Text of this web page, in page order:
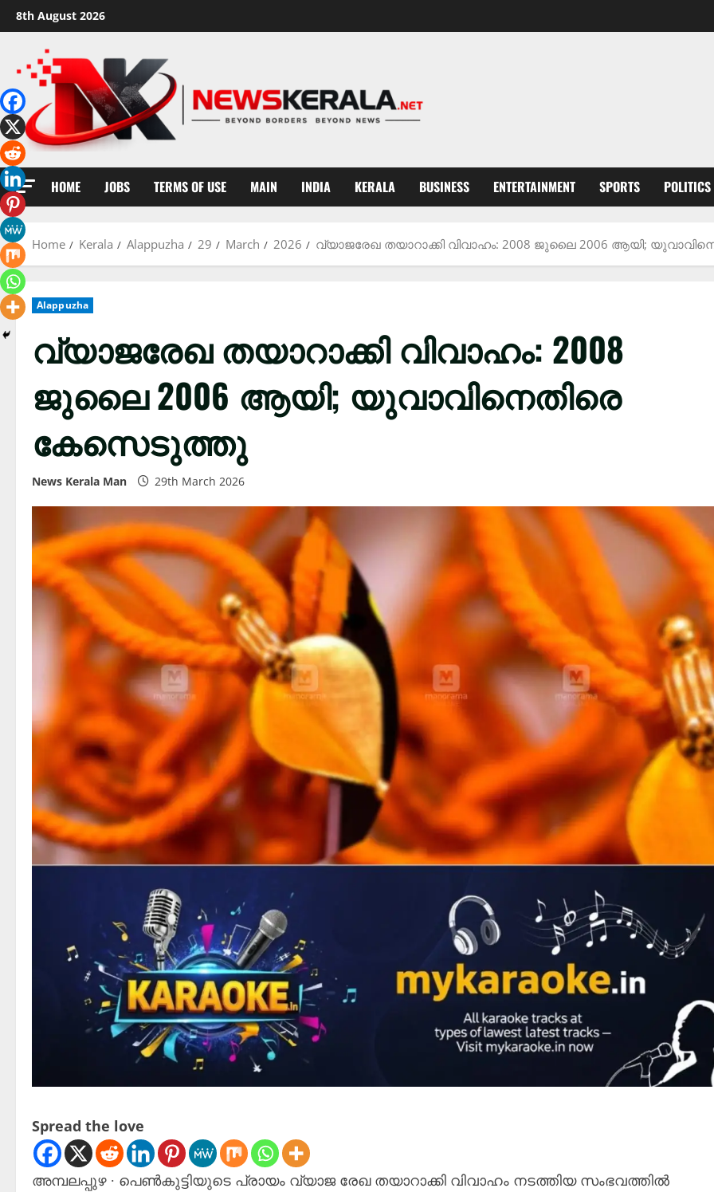
Skip
to
content
8th August 2026
HOME JOBS TERMS OF USE MAIN INDIA KERALA BUSINESS ENTERTAINMENT SPORTS POLITICS
Home Kerala Alappuzha 29 March 2026 വ്യാജരേഖ തയാറാക്കി വിവാഹം: 2008 ജുലൈ 2006 ആയി;
Alappuzha
വ്യാജരേഖ തയാറാക്കി വിവാഹം: 2008
ജുലൈ 2006 ആയി; യുവാവിനെതിരെ
‍കേസെടുത്തു
News Kerala Man 29th March 2026
Spread the love
അമ്പലപ്പുഴ ∙ പെൺകുട്ടിയുടെ പ്രായം വ്യാജ രേഖ തയാറാക്കി വിവാഹം നടത്തിയ സംഭവത്തിൽ